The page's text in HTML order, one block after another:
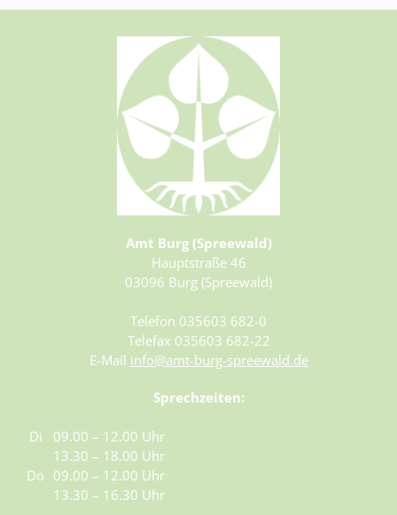
Amt Burg (Spreewald)
Hauptstraße 46
03096 Burg (Spreewald)
Telefon 035603 682-0
Telefax 035603 682-22
E-Mail info@amt-burg-spreewald.de
Sprechzeiten:
Di
09.00 – 12.00 Uhr
13.30 – 18.00 Uhr
Do 09.00 – 12.00 Uhr
13.30 – 16.30 Uhr